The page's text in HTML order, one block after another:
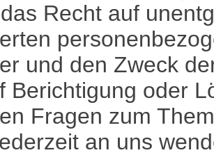
Recht auf
und den Zweck
Berichtigung oder
Fragen zum
an uns